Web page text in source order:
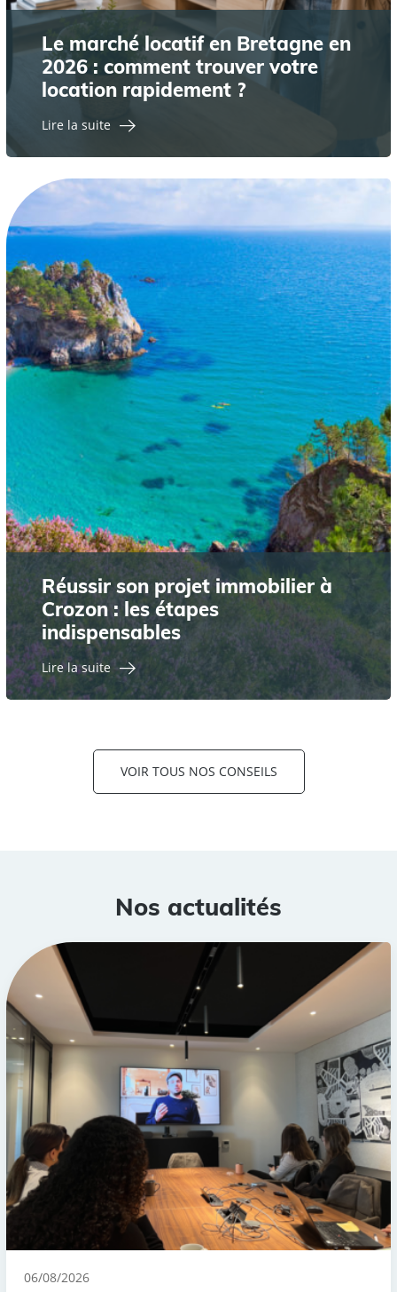
Le marché locatif en Bretagne en
2026 : comment trouver votre
location rapidement ?
Lire la suite
Réussir son projet immobilier à
Crozon : les étapes
indispensables
Lire la suite
VOIR TOUS NOS CONSEILS
Nos actualités
06/08/2026